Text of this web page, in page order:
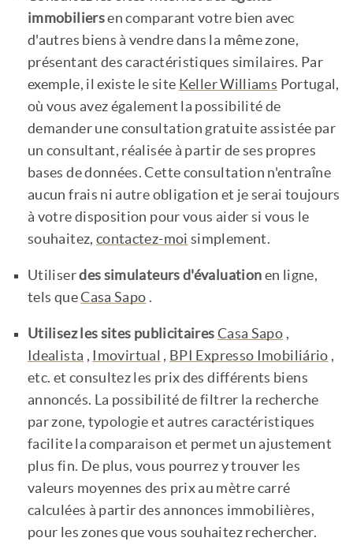
immobiliersen comparant votre bien avec
d'autres biens à vendre dans la même zone,
présentant des caractéristiques similaires. Par
exemple, il existe le site Keller Williams Portugal,
où vous avez également la possibilité de
demander une consultation gratuite assistée par
un consultant, réalisée à partir de ses propres
bases de données. Cette consultation n'entraîne
aucun frais ni autre obligation et je serai toujours
à votre disposition pour vous aider si vous le
souhaitez, contactez-moi simplement.
Utiliserdes simulateurs d'évaluation en ligne,
tels queCasa Sapo .
Utilisez les sites publicitaires Casa Sapo ,
Idealista , Imovirtual , BPI Expresso Imobiliário ,
etc. et consultez les prix des différents biens
annoncés. La possibilité de filtrer la recherche
par zone, typologie et autres caractéristiques
facilite la comparaison et permet un ajustement
plus fin. De plus, vous pourrez y trouver les
valeurs moyennes des prix au mètre carré
calculées à partir des annonces immobilières,
pour les zones que vous souhaitez rechercher.